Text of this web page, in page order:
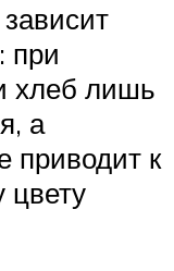
при
хлеб лишь
а
приводит к
цвету